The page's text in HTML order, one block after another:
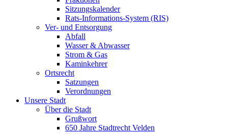
Sitzungskalender
Rats-Informations-System (RIS)
Ver- und Entsorgung
Abfall
Wasser & Abwasser
Strom & Gas
Kaminkehrer
Ortsrecht
Satzungen
Verordnungen
Unsere Stadt
Über die Stadt
Grußwort
650 Jahre Stadtrecht Velden